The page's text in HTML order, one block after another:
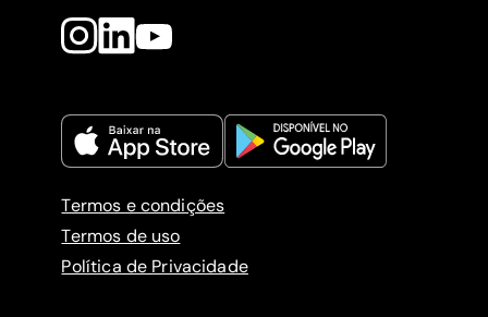
Termos e condições
Termos de uso
Política de Privacidade